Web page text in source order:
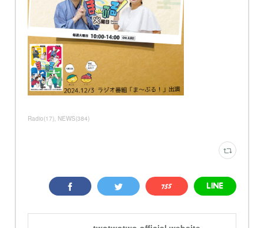
Radio(17) NEWS(384)